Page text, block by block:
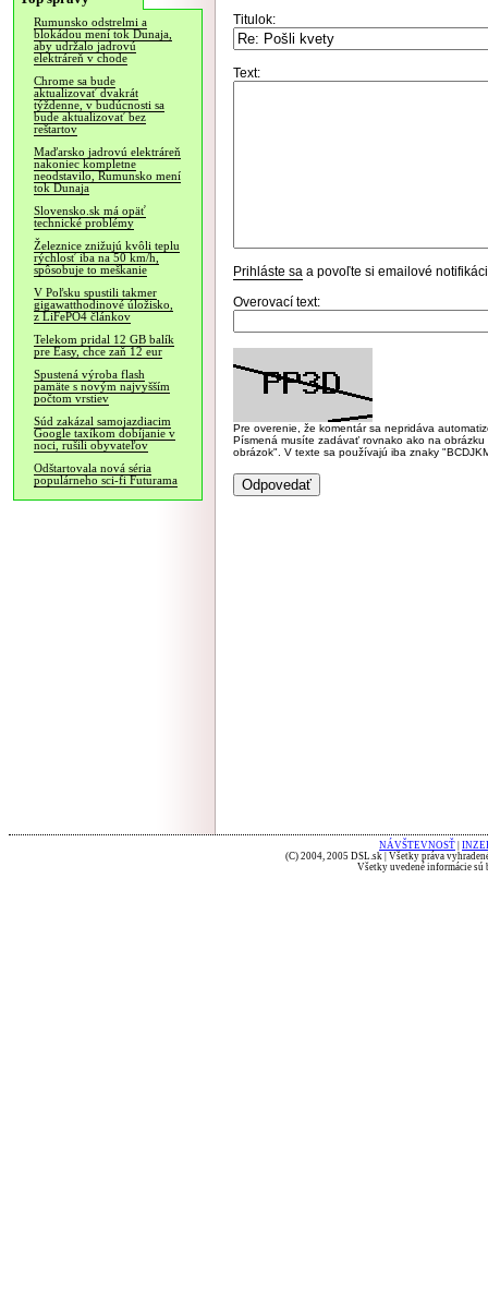
Rumunsko odstrelmi a
blokádou mení tok Dunaja,
aby udržalo jadrovú
elektráreň v chode
Chrome sa bude
aktualizovať dvakrát
týždenne, v budúcnosti sa
bude aktualizovať bez
reštartov
Maďarsko jadrovú elektráreň
nakoniec kompletne
neodstavilo, Rumunsko mení
tok Dunaja
Slovensko.sk má opäť
technické problémy
Železnice znižujú kvôli teplu
rýchlosť iba na 50 km/h,
spôsobuje to meškanie
V Poľsku spustili takmer
gigawatthodinové úložisko,
z LiFePO4 článkov
Telekom pridal 12 GB balík
pre Easy, chce zaň 12 eur
Spustená výroba flash
pamäte s novým najvyšším
počtom vrstiev
Súd zakázal samojazdiacim
Google taxíkom dobíjanie v
noci, rušili obyvateľov
Odštartovala nová séria
populárneho sci-fi Futurama
Titulok:
Text:
Prihláste sa a povoľte si emailové
Overovací text:
Pre overenie, že komentár sa nepridáva
Písmená musíte zadávať rovnako ako na
obrázok". V texte sa používajú iba znaky
NÁVŠTEVNOSŤ
(C) 2004, 2005 DSL.sk | Všetky práva
Všetky uvedené informácie sú